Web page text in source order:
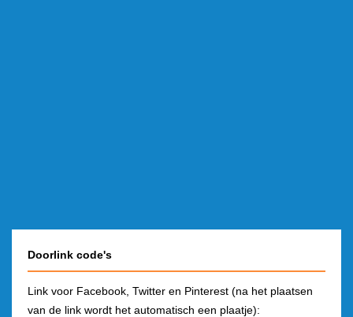
Doorlink code's
Link voor Facebook, Twitter en Pinterest (na het plaatsen
van de link wordt het automatisch een plaatje):